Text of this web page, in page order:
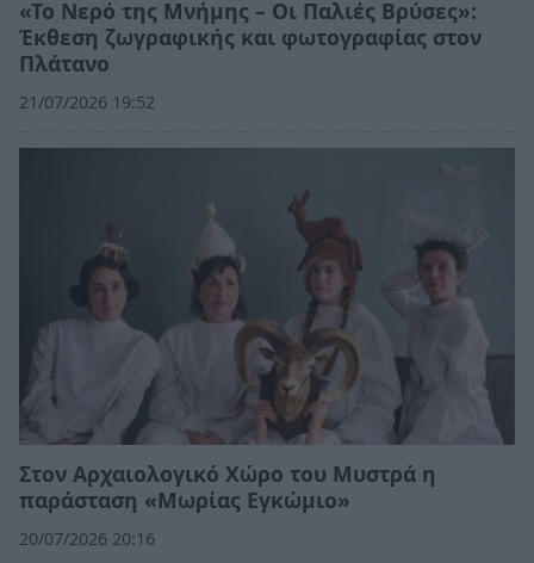
«Το Νερό της Μνήμης – Οι Παλιές Βρύσες»:
Έκθεση ζωγραφικής και φωτογραφίας στον
Πλάτανο
21/07/2026 19:52
Στον Αρχαιολογικό Χώρο του Μυστρά η
παράσταση «Μωρίας Εγκώμιο»
20/07/2026 20:16